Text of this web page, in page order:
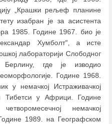
„Крашки рељеф планине
изабран је за асистента
1985. Године 1967. био је
Хумболт", а исте
лабораторији Слободног
Берлину, где је изводио
Године 1968.
у немачкој Истраживачкој
Тибетси у Африци. Године
немачкој
1989. на Географском